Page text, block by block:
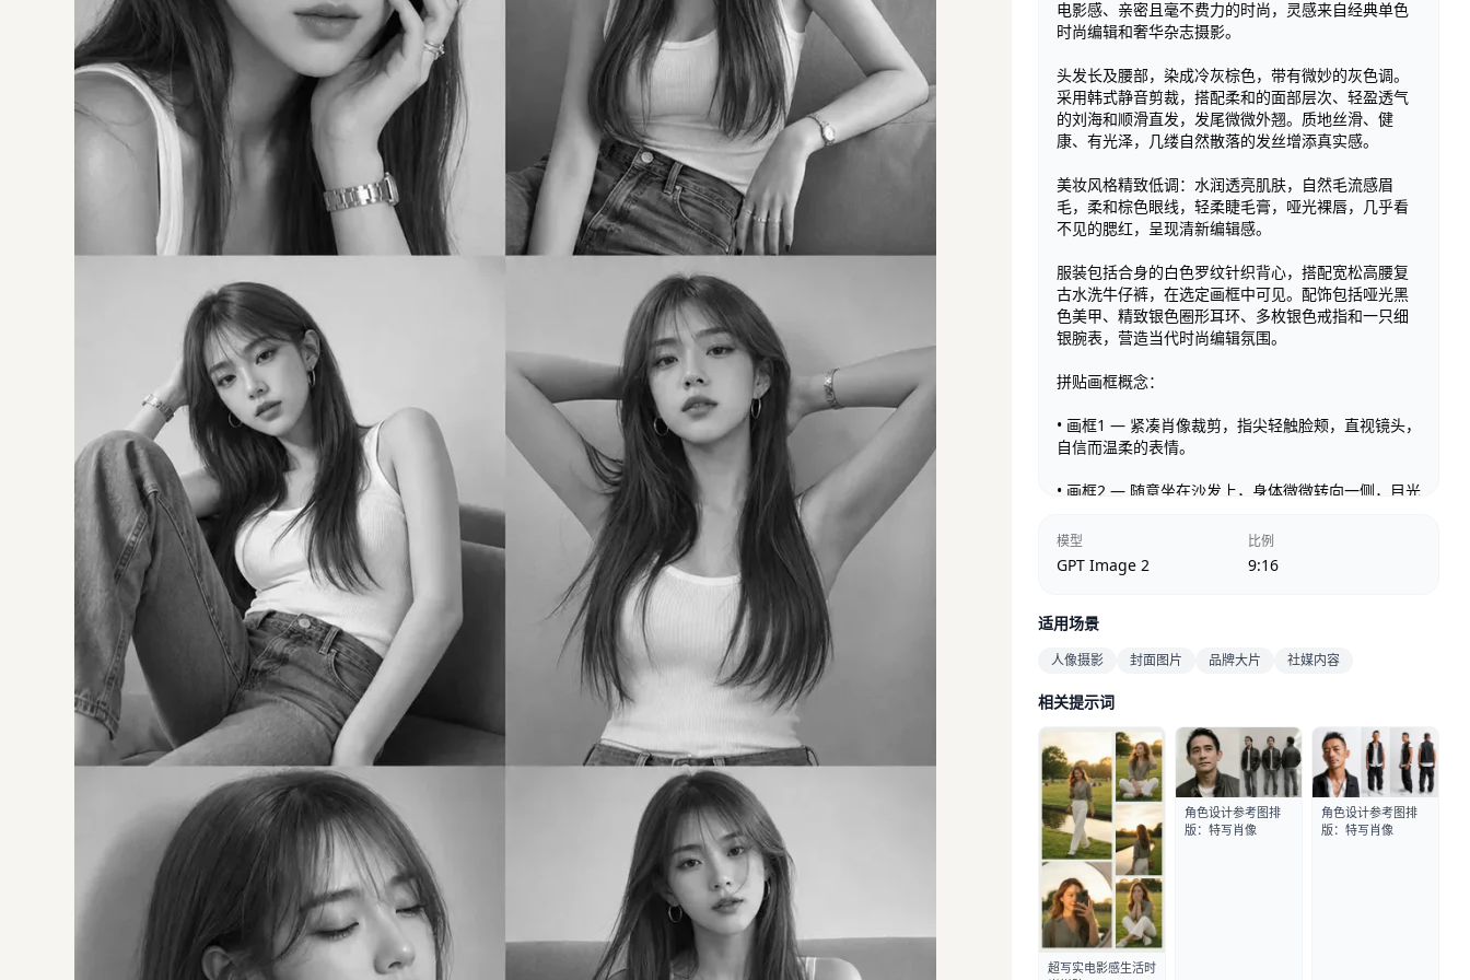
电影感、亲密且毫不费力的时尚，灵感来自经典单色
时尚编辑和奢华杂志摄影。
头发长及腰部，染成冷灰棕色，带有微妙的灰色调。
采用韩式静音剪裁，搭配柔和的面部层次、轻盈透气
的刘海和顺滑直发，发尾微微外翘。质地丝滑、健
康、有光泽，几缕自然散落的发丝增添真实感。
美妆风格精致低调：水润透亮肌肤，自然毛流感眉
毛，柔和棕色眼线，轻柔睫毛膏，哑光裸唇，几乎看
不见的腮红，呈现清新编辑感。
服装包括合身的白色罗纹针织背心，搭配宽松高腰复
古水洗牛仔裤，在选定画框中可见。配饰包括哑光黑
色美甲、精致银色圈形耳环、多枚银色戒指和一只细
银腕表，营造当代时尚编辑氛围。
拼贴画框概念：
• 画框1 — 紧凑肖像裁剪，指尖轻触脸颊，直视镜头，
自信而温柔的表情。
• 画框2 — 随意坐在沙发上，身体微微转向一侧，目光
• 画框3 — 放松的斜躺姿势，一条腿弯曲，舒适地倚靠
手臂，形成优雅的编辑轮廓。
• 画框4 — 双臂举过头顶，姿态开放自信，微微后仰，
与内省。
• 画框6 — 正面坐姿构图，表情沉稳，头发轻微动态，
营造自然随性感。
环境刻意简洁：浅色调摄影棚墙壁，中性沙发选择性
出现在某些画框中。背景应衬托主体而不分散注意
力。
光线柔和漫射，类似专业摄影棚中的自然窗光。柔和
的定向阴影营造深度和立体感，微弱的边缘光将头发
与背景微妙分离。避免强烈闪光或高对比度。
模型
GPT Image 2
比例
9:16
适用场景
人像摄影 封面图片 品牌大片 社媒内容
相关提示词
超写实电影感生活时
角色设计参考图排
版：特写肖像
角色设计参考图排
版：特写肖像